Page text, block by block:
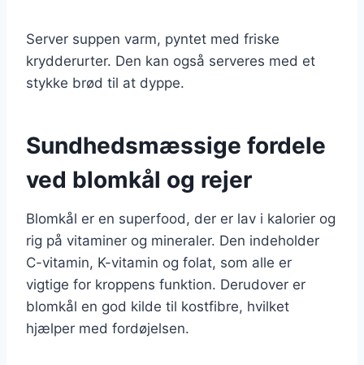
Server suppen varm, pyntet med friske
krydderurter. Den kan også serveres med et
stykke brød til at dyppe.
Sundhedsmæssige fordele
ved blomkål og rejer
Blomkål er en superfood, der er lav i kalorier og
rig på vitaminer og mineraler. Den indeholder
C-vitamin, K-vitamin og folat, som alle er
vigtige for kroppens funktion. Derudover er
blomkål en god kilde til kostfibre, hvilket
hjælper med fordøjelsen.